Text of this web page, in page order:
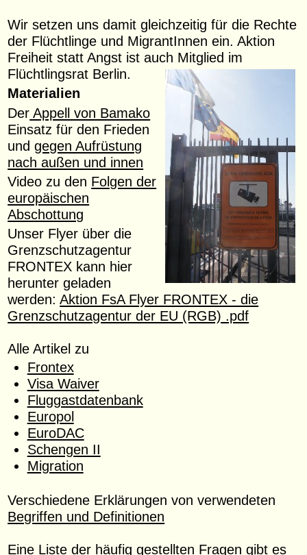
Wir setzen uns damit gleichzeitig für die Rechte
der Flüchtlinge und MigrantInnen ein. Aktion
Freiheit statt Angst ist auch Mitglied im
Flüchtlingsrat Berlin.
Materialien
Der Appell von Bamako
Einsatz für den Frieden
undgegen Aufrüstung
nach außen und innen
Video zu den Folgen der
europäischen
Abschottung
Unser Flyer über die
Grenzschutzagentur
FRONTEX kann hier
herunter geladen
werden:Aktion FsA Flyer FRONTEX - die
Grenzschutzagentur der EU (RGB) .pdf
Alle Artikel zu
Frontex
Visa Waiver
Fluggastdatenbank
Europol
EuroDAC
Schengen II
Migration
Verschiedene Erklärungen von verwendeten
Begriffen und Definitionen
Eine Liste der häufig gestellten Fragen gibt es